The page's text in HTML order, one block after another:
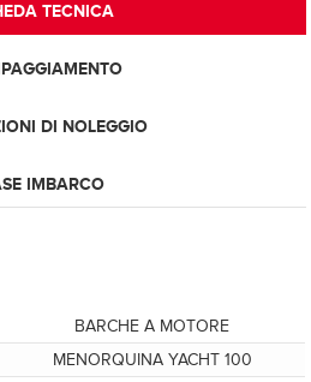
TECNICA
DI NOLEGGIO
IMBARCO
BARCHE A MOTORE
MENORQUINA YACHT 100